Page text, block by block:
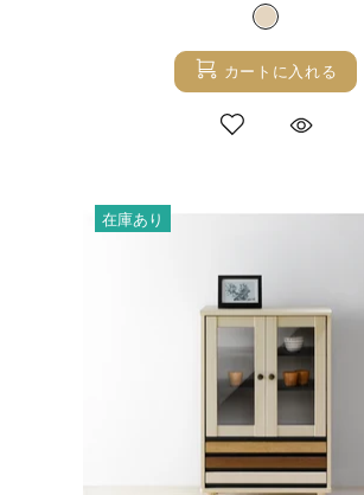
カートに入れる
在庫あり